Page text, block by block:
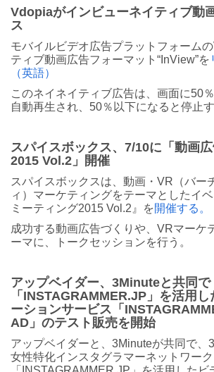
Vdopiaがインビューネイティブ動
ス
モバイルビデオ広告プラットフォーム
ティブ動画広告フォーマット“InView”を
（英語）
このネイネイティブ広告は、画面に50
自動再生され、50％以下になると停止す
スパイスボックス、7/10に「動画
2015 Vol.2」開催
スパイスボックスは、動画・VR（バー
ィ）マーケティングをテーマとしたイ
ミーティング2015 Vol.2』を開催する。
成功する動画広告づくりや、VRマーケ
ーマに、トークセッションを行う。
アップベイダー、3Minuteと共同で
「INSTAGRAMMER.JP」を活用
ーションサービス「
AD」のテスト販売を開始
アップベイダーと、3Minuteが共同で、
女性特化インスタグラマーネットワーク